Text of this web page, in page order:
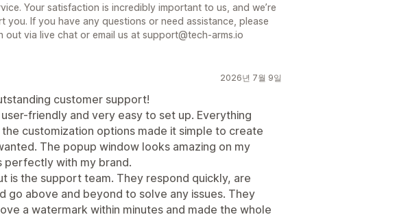
Your satisfaction is incredibly important to us, and we’re
you. If you have any questions or need assistance, please
out via live chat or email us at support@tech-arms.io
2026년 7월 9일
customer support!
friendly and very easy to set up. Everything
customization options made it simple to create
The popup window looks amazing on my
perfectly with my brand.
is the support team. They respond quickly, are
go above and beyond to solve any issues. They
a watermark within minutes and made the whole